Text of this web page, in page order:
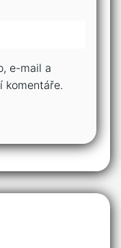
e-mail a
komentáře.